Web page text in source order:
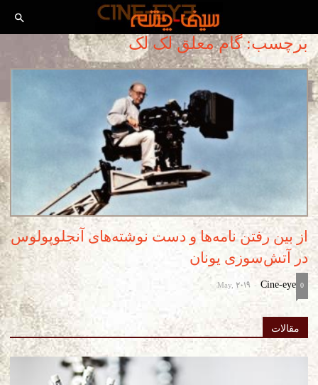
برچسب: گام معلق لک لک
از بین رفتن نامه‌ها و دست نوشته‌های آنجلوپولوس
در آتش‌سوزی یونان
Cine-eye
-
May, 2019 0
مقالات